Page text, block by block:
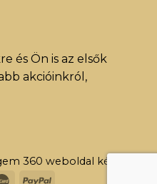
és Ön is az elsők
akcióinkról,